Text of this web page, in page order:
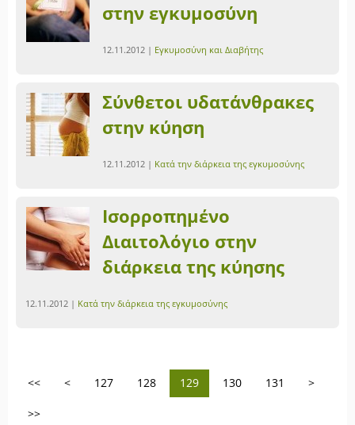
στην εγκυμοσύνη
12.11.2012 | Εγκυμοσύνη και Διαβήτης
Σύνθετοι υδατάνθρακες
στην κύηση
12.11.2012 | Κατά την διάρκεια της εγκυμοσύνης
Ισορροπημένο
Διαιτολόγιο στην
διάρκεια της κύησης
12.11.2012 | Κατά την διάρκεια της εγκυμοσύνης
<< < 127 128 129 130 131 >
>>